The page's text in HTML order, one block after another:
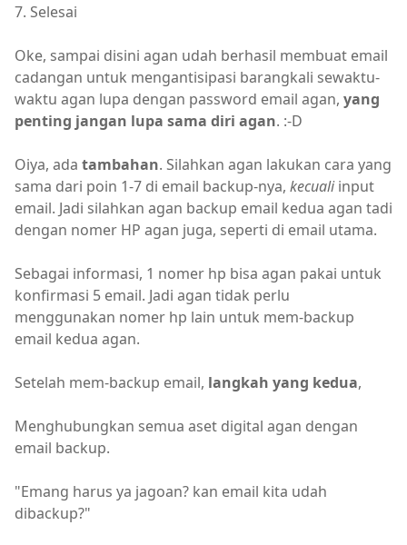
7. Selesai
Oke, sampai disini agan udah berhasil membuat email
cadangan untuk mengantisipasi barangkali sewaktu-
waktu agan lupa dengan password email agan, yang
penting jangan lupa sama diri agan. :-D
Oiya, ada tambahan. Silahkan agan lakukan cara yang
sama dari poin 1-7 di email backup-nya, kecualiinput
email. Jadi silahkan agan backup email kedua agan tadi
dengan nomer HP agan juga, seperti di email utama.
Sebagai informasi, 1 nomer hp bisa agan pakai untuk
konfirmasi 5 email. Jadi agan tidak perlu
menggunakan nomer hp lain untuk mem-backup
email kedua agan.
Setelah mem-backup email, langkah yang kedua,
Menghubungkan semua aset digital agan dengan
email backup.
"Emang harus ya jagoan? kan email kita udah
dibackup?"